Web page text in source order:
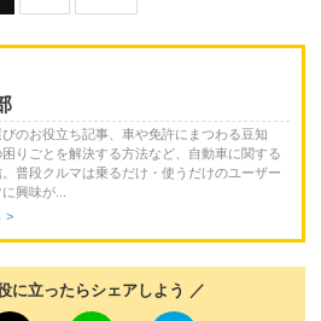
のお役立ち記事、車や免許にまつわる豆知
りごとを解決する方法など、自動車に関する
普段クルマは乗るだけ・使うだけのユーザー
興味が...
>
に立ったらシェアしよう ／